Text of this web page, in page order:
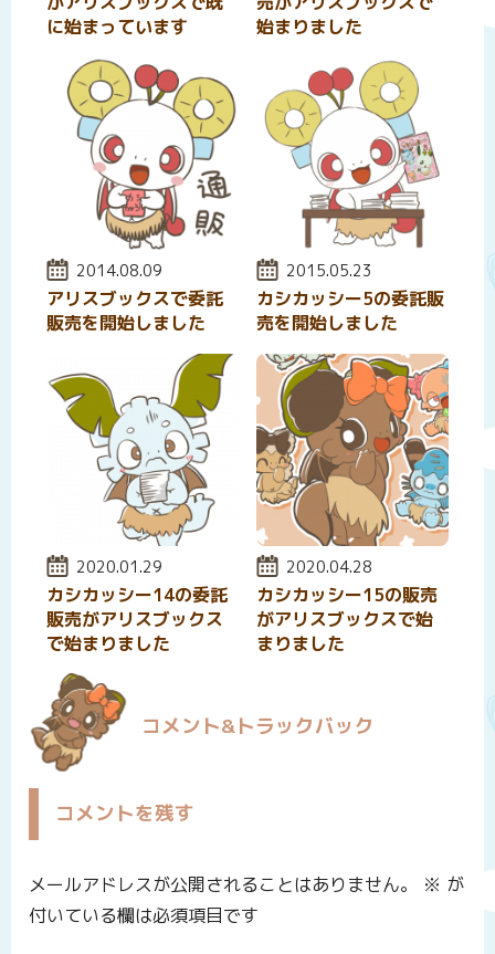
に始まっています
始まりました
投稿日:
2014.08.09
アリスブックスで委託
販売を開始しました
投稿日:
2015.05.23
カシカッシー5の委託販
売を開始しました
投稿日:
2020.01.29
カシカッシー14の委託
販売がアリスブックス
で始まりました
投稿日:
2020.04.28
カシカッシー15の販売
がアリスブックスで始
まりました
コメント&トラックバック
コメントを残す
メールアドレスが公開されることはありません。 ※ が
付いている欄は必須項目です